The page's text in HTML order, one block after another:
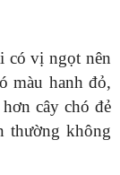
có vị ngọt nên
màu hanh đỏ,
cây chó đẻ
thường không